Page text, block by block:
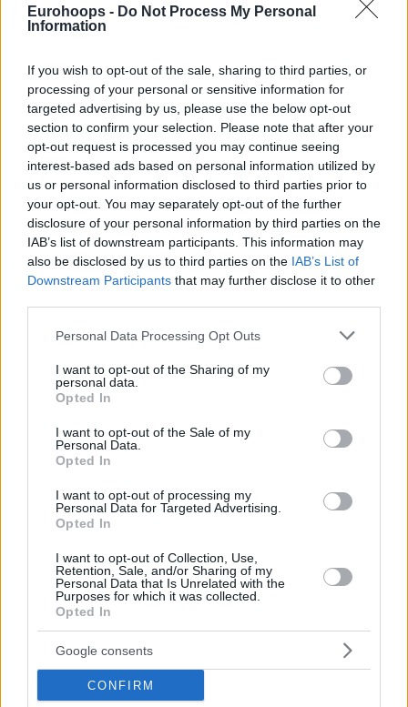
Eurohoops - Do Not Process My Personal
Information
If you wish to opt-out of the sale, sharing to third parties, or
processing of your personal or sensitive information for
targeted advertising by us, please use the below opt-out
section to confirm your selection. Please note that after your
opt-out request is processed you may continue seeing
interest-based ads based on personal information utilized by
us or personal information disclosed to third parties prior to
your opt-out. You may separately opt-out of the further
disclosure of your personal information by third parties on the
IAB’s list of downstream participants. This information may
also be disclosed by us to third parties on the IAB’s List of
Downstream Participants that may further disclose it to other
Please note that this website/app uses one or more Google
not limited to your visit or usage behaviour. You may click to
grant or deny consent to Google and its third-party tags to
use your data for below specified purposes in below Google
consent section.
Personal Data Processing Opt Outs
I want to opt-out of the Sharing of my
personal data.
Opted In
I want to opt-out of the Sale of my
Personal Data.
Opted In
I want to opt-out of processing my
Personal Data for Targeted Advertising.
Opted In
I want to opt-out of Collection, Use,
Retention, Sale, and/or Sharing of my
Personal Data that Is Unrelated with the
Purposes for which it was collected.
Opted In
Google consents
CONFIRM
Εξάλλου, σύμφωνα με το Synergy Sports, ο Ντιαλό ήταν ο